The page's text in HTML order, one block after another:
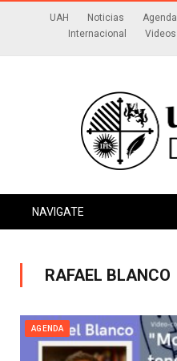
UAH Noticias Agenda
Internacional
Videos
NAVIGATE
RAFAEL BLANCO
AGENDA